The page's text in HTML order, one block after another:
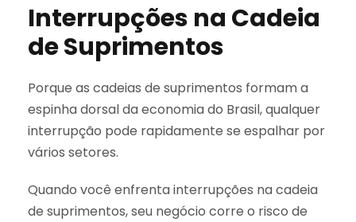
Interrupções na Cadeia
de Suprimentos
Porque as cadeias de suprimentos formam a
espinha dorsal da economia do Brasil, qualquer
interrupção pode rapidamente se espalhar por
vários setores.
Quando você enfrenta interrupções na cadeia
de suprimentos, seu negócio corre o risco de